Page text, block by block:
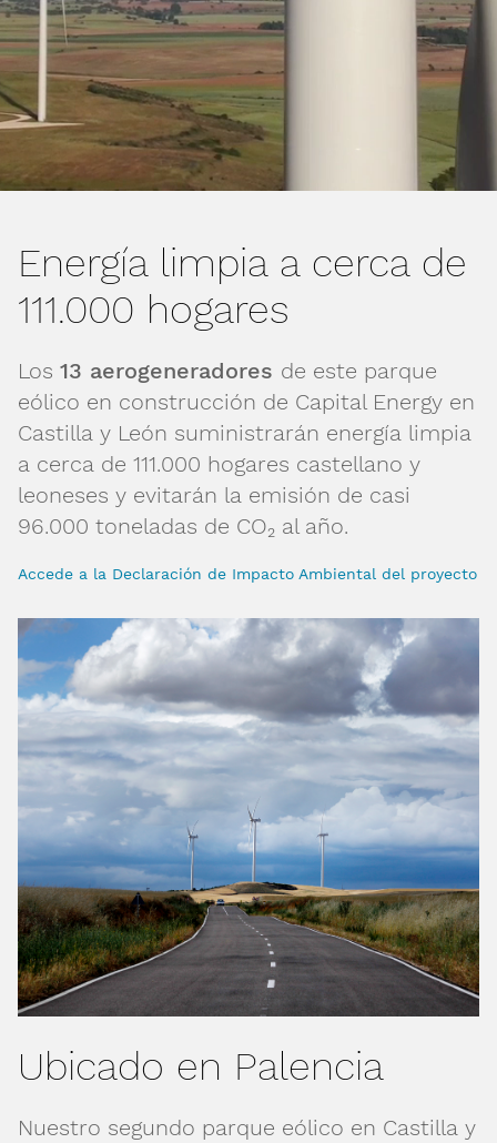
Energía limpia a cerca de
111.000 hogares
Los 13 aerogeneradores de este parque
eólico en construcción de Capital Energy en
Castilla y León suministrarán energía limpia
a cerca de 111.000 hogares castellano y
leoneses y evitarán la emisión de casi
96.000 toneladas de CO₂ al año.
Accede a la Declaración de Impacto Ambiental del proyecto
Ubicado en Palencia
Nuestro segundo parque eólico en Castilla y